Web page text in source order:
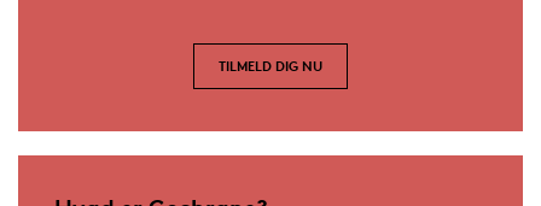
TILMELD DIG NU